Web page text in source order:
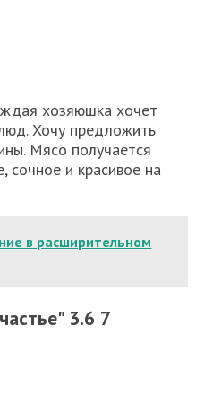
хозяюшка хочет
Хочу предложить
Мясо получается
сочное и красивое на
в расширительном
3.6 7